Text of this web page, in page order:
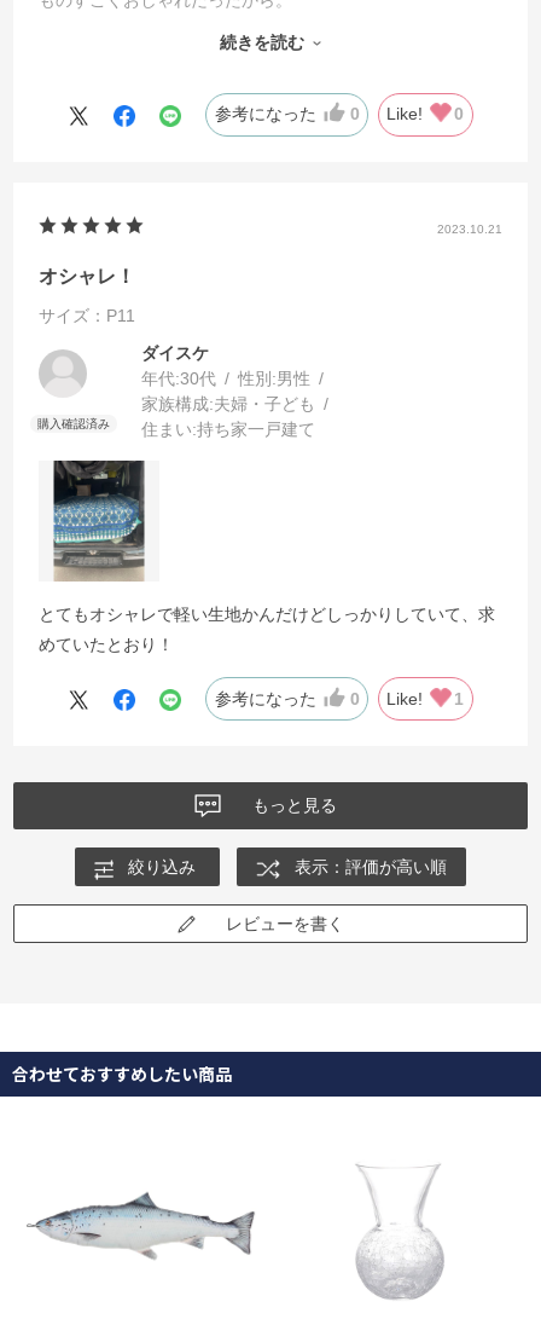
実際の布は、生地がしっかりめ、色も割とはっきりしていま
続きを読む
参考になった 0 Like! 0
2023.10.21
オシャレ！
サイズ：P11
ダイスケ
年代:30代 性別:男性
家族構成:夫婦・子ども
住まい:持ち家一戸建て
とてもオシャレで軽い生地かんだけどしっかりしていて、求
めていたとおり！
参考になった 0 Like! 1
もっと見る
絞り込み 表示：評価が高い順
レビューを書く
合わせておすすめしたい商品